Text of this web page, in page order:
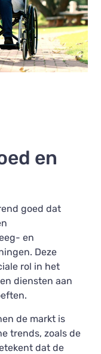
en
goed dat
en
Deze
rol in het
diensten aan
de markt is
trends, zoals de
dat de